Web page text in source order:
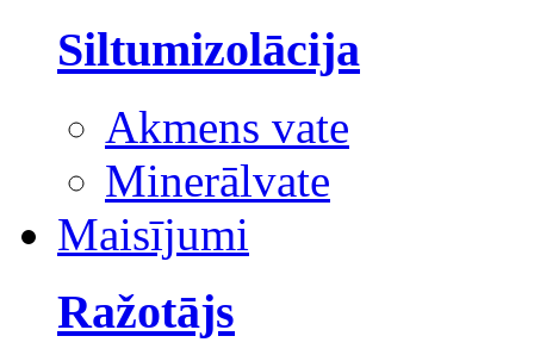
Siltumizolācija
Akmens vate
Minerālvate
Maisījumi
Ražotājs